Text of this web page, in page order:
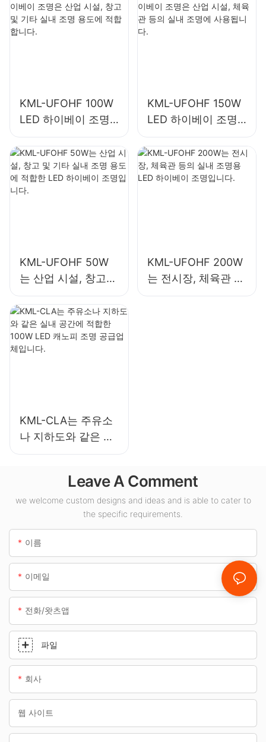
KML-UFOHF 100W
LED 하이베이 조명
은 산업 시설, 창고
및 기타 실내 조명 용
도에 적합합니다.
KML-UFOHF 150W
LED 하이베이 조명
은 산업 시설, 체육관
등의 실내 조명에 사
용됩니다.
KML-UFOHF 50W
는 산업 시설, 창고
및 기타 실내 조명 용
도에 적합한 LED 하
이베이 조명입니다.
KML-UFOHF 200W
는 전시장, 체육관 등
의 실내 조명용 LED
KML-CLA는 주유소
나 지하도와 같은 실
내 공간에 적합한
조명 공급업체입니
다.
Leave A Comment
we welcome custom designs and ideas and is able to cater to
the specific requirements.
이름
이메일
전화/왓츠앱
파일
회사
웹 사이트